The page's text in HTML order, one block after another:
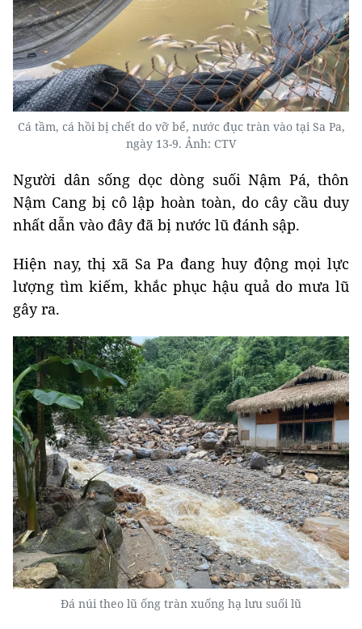
Cá tầm, cá hồi bị chết do vỡ bể, nước đục tràn vào tại Sa Pa,
ngày 13-9. Ảnh: CTV
Người dân sống dọc dòng suối Nậm Pá, thôn
Nậm Cang bị cô lập hoàn toàn, do cây cầu duy
nhất dẫn vào đây đã bị nước lũ đánh sập.
Hiện nay, thị xã Sa Pa đang huy động mọi lực
lượng tìm kiếm, khắc phục hậu quả do mưa lũ
gây ra.
Đá núi theo lũ ống tràn xuống hạ lưu suối lũ